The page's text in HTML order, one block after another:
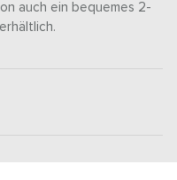
auch ein bequemes 2-